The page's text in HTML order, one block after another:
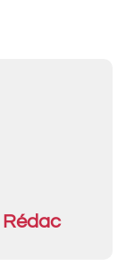
Rédac